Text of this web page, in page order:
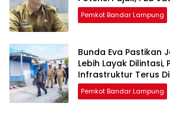
Pemkot Bandar Lampung
Bunda Eva Pastikan
Lebih Layak Dilintasi,
Infrastruktur Terus
Pemkot Bandar Lampung